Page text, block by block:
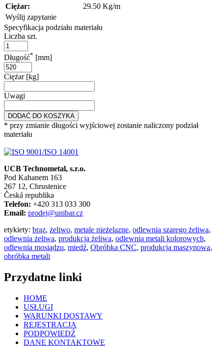
Ciężar:
29.50 Kg/m
Wyślij zapytanie
Specyfikacja podziału materiału
Liczba szt.
Długość* [mm]
Ciężar [kg]
Uwagi
DODAĆ DO KOSZYKA
* przy zmianie długości wyjściowej zostanie naliczony podział
materiału
UCB Technometal, s.r.o.
Pod Kahanem 163
267 12, Chrustenice
Česká republika
Telefon: +420 313 033 300
Email: prodej@unibar.cz
etykiety: brąz, żeliwo, metale nieżelazne, odlewnia szarego żeliwa,
odlewnia żeliwa, produkcja żeliwa, odlewnia metali kolorowych,
odlewnia mosiądzu, miedź, Obróbka CNC, produkcja maszynowa,
obróbka metali
Przydatne linki
HOME
USŁUGI
WARUNKI DOSTAWY
REJESTRACJA
PODPOWIEDŹ
DANE KONTAKTOWE